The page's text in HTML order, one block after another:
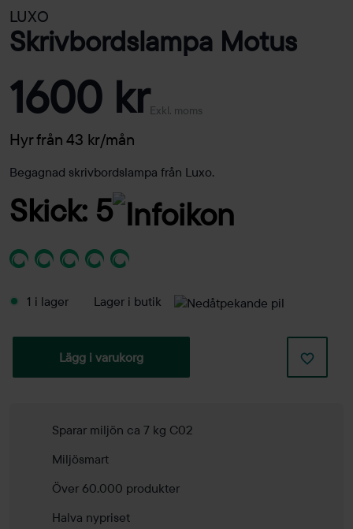
LUXO
Skrivbordslampa Motus
1600 krExkl. moms
Hyr från 43 kr/mån
Begagnad skrivbordslampa från Luxo.
Skick: 5
1 i lager Lager i butik
Lägg i varukorg
Sparar miljön ca 7 kg C02
Miljösmart
Över 60.000 produkter
Halva nypriset